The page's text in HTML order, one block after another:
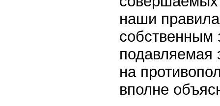
наши
собственным
подавляемая
на
вполне